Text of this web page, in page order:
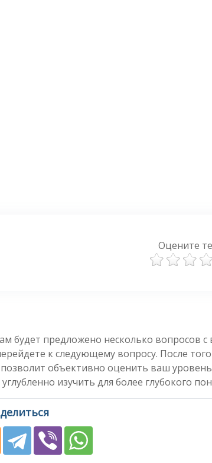
Оцените
будет предложено несколько вопросов
к следующему вопросу. После
объективно оценить ваш
изучить для более глубокого